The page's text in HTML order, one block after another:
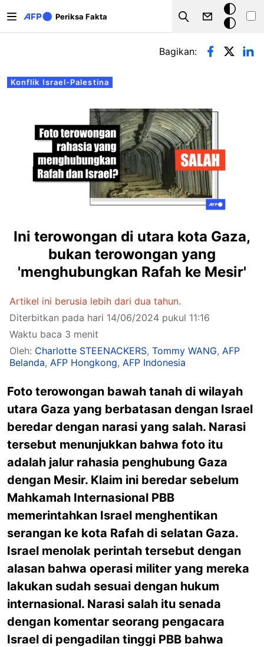
Periksa Fakta
Search
Mode
gelap
Tab primer
Konflik Israel-Palestina
Bagikan:
Ini terowongan di utara kota Gaza,
bukan terowongan yang
'menghubungkan Rafah ke Mesir'
Artikel ini berusia lebih dari dua tahun.
Diterbitkan pada hari 14/06/2024 pukul 11:16
Waktu baca 3 menit
Oleh: Charlotte STEENACKERS, Tommy WANG, AFP
Belanda, AFP Hongkong, AFP Indonesia
Foto terowongan bawah tanah di wilayah
utara Gaza yang berbatasan dengan Israel
beredar dengan narasi yang salah. Narasi
tersebut menunjukkan bahwa foto itu
adalah jalur rahasia penghubung Gaza
dengan Mesir. Klaim ini beredar sebelum
Mahkamah Internasional PBB
memerintahkan Israel menghentikan
serangan ke kota Rafah di selatan Gaza.
Israel menolak perintah tersebut dengan
alasan bahwa operasi militer yang mereka
lakukan sudah sesuai dengan hukum
internasional. Narasi salah itu senada
dengan komentar seorang pengacara
Israel di pengadilan tinggi PBB bahwa